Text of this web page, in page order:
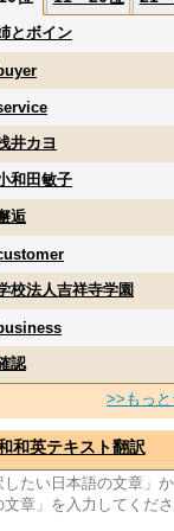
とボイン
井カヨ
和田敏子
逅
校法人吉祥寺学園
認
>>もっ
和英テキスト翻訳